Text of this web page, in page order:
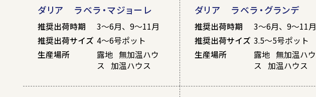
ダリア ラベラ・マジョーレ
推奨出荷時期
3～6月、9～11月
推奨出荷サイズ 4～6号ポット
生産場所
露地 無加温ハウ
ス 加温ハウス
ダリア ラベラ・グランデ
推奨出荷時期
3～6月、9～11月
推奨出荷サイズ 3.5～5号ポット
生産場所
露地 無加温ハウ
ス 加温ハウス